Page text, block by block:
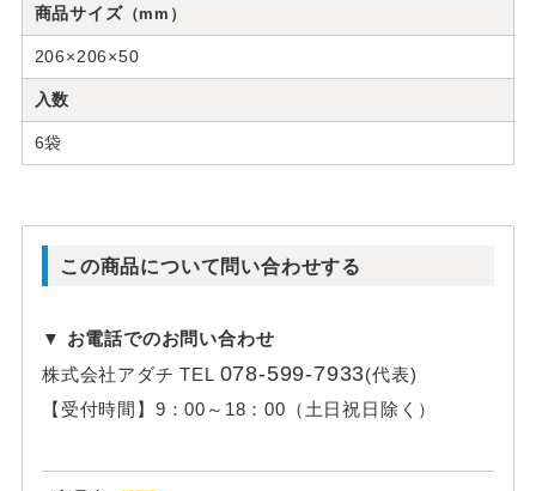
商品サイズ（mm）
206×206×50
入数
6袋
この商品について問い合わせする
▼ お電話でのお問い合わせ
株式会社アダチTEL 078-599-7933(代表)
【受付時間】 9：00～18：00（土日祝日除く）